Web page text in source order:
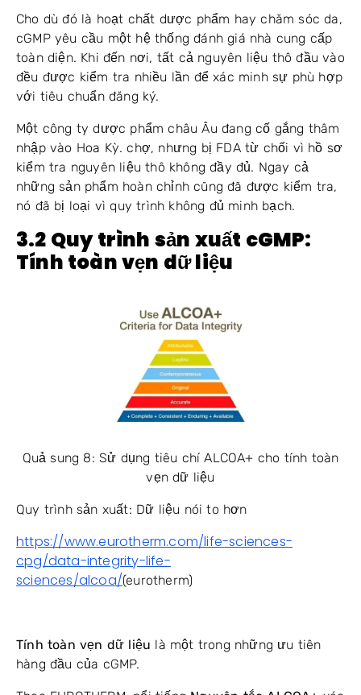
Cho dù đó là hoạt chất dược phẩm hay chăm sóc da,
cGMP yêu cầu một hệ thống đánh giá nhà cung cấp
toàn diện. Khi đến nơi, tất cả nguyên liệu thô đầu vào
đều được kiểm tra nhiều lần để xác minh sự phù hợp
với tiêu chuẩn đăng ký.
Một công ty dược phẩm châu Âu đang cố gắng thâm
nhập vào Hoa Kỳ. chợ, nhưng bị FDA từ chối vì hồ sơ
kiểm tra nguyên liệu thô không đầy đủ. Ngay cả
những sản phẩm hoàn chỉnh cũng đã được kiểm tra,
nó đã bị loại vì quy trình không đủ minh bạch.
3.2 Quy trình sản xuất cGMP:
Tính toàn vẹn dữ liệu
Quả sung 8: Sử dụng tiêu chí ALCOA+ cho tính toàn
vẹn dữ liệu
Quy trình sản xuất: Dữ liệu nói to hơn
https://www.eurotherm.com/life-sciences-
cpg/data-integrity-life-
sciences/alcoa/(eurotherm)
Tính toàn vẹn dữ liệu là một trong những ưu tiên
hàng đầu của cGMP.